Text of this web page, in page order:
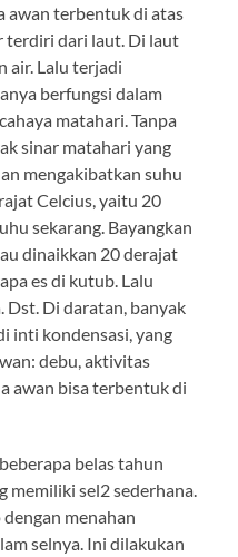
awan terbentuk di atas
terdiri dari laut. Di laut
air. Lalu terjadi
berfungsi dalam
matahari. Tanpa
sinar matahari yang
mengakibatkan suhu
Celcius, yaitu 20
sekarang. Bayangkan
dinaikkan 20 derajat
es di kutub. Lalu
Dst. Di daratan, banyak
inti kondensasi, yang
debu, aktivitas
awan bisa terbentuk di
belas tahun
memiliki sel2 sederhana.
menahan
selnya. Ini dilakukan